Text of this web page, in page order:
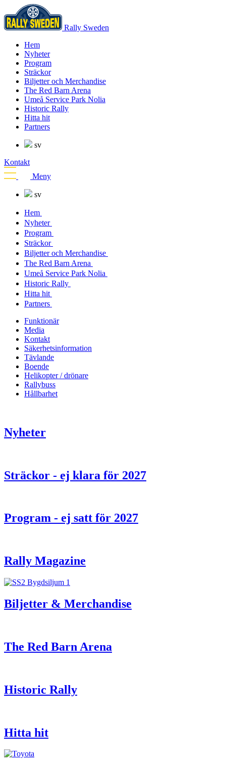
Rally Sweden
Hem
Nyheter
Program
Sträckor
Biljetter och Merchandise
The Red Barn Arena
Umeå Service Park Nolia
Historic Rally
Hitta hit
Partners
sv
Kontakt
Meny
sv
Hem
Nyheter
Program
Sträckor
Biljetter och Merchandise
The Red Barn Arena
Umeå Service Park Nolia
Historic Rally
Hitta hit
Partners
Funktionär
Media
Kontakt
Säkerhetsinformation
Tävlande
Boende
Helikopter / drönare
Rallybuss
Hållbarhet
Nyheter
Sträckor - ej klara för 2027
Program - ej satt för 2027
Rally Magazine
Biljetter & Merchandise
The Red Barn Arena
Historic Rally
Hitta hit